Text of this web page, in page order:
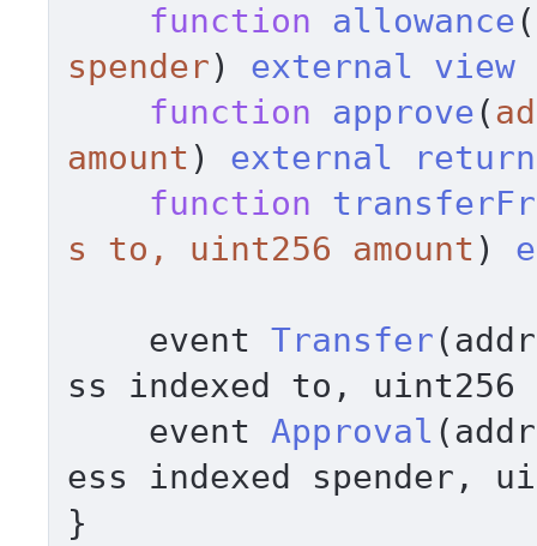
function
allowance(
spender) external view
function
approve(
amount ) external
function
s to, uint256 amount )
    event
Transfer
ss indexed to, uint256
    event
Approval
ess indexed spender,